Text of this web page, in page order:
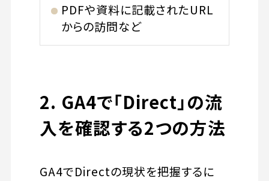
PDFや資料に記載されたURL
からの訪問など
2. GA4で「Direct」の流
入を確認する2つの方法
GA4でDirectの現状を把握するに